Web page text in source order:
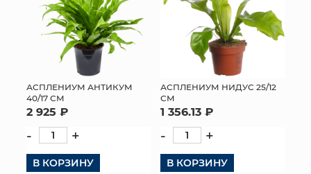
АСПЛЕНИУМ АНТИКУМ
40/17 СМ
2 925 ₽
- +
В КОРЗИНУ
АСПЛЕНИУМ НИДУС 25/12
СМ
1 356.13 ₽
- +
В КОРЗИНУ